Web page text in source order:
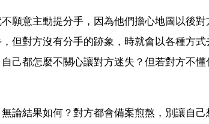
願意主動提分手，因為他們擔心地圖以後
但對方沒有分手的跡象，時就會以各種方
己都怎麼不關心讓對方迷失？但若對方不
論結果如何？對方都會備案煎熬，別讓自